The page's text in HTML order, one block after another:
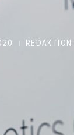
REDAKTION